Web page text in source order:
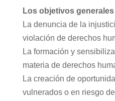
Los objetivos
La denuncia de la
violación de derechos
La formación y
materia de derechos
La creación de
vulnerados o en riesgo